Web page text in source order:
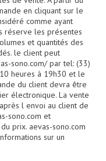
Filtres
Guitare
en cliquant sur le
comme ayant
réserve les présentes
et quantités des
le client peut
sono.com/ par tel: (33)
heures à 19h30 et le
du client devra être
électronique. La vente
l envoi au client de
sono.com et
prix. aevas-sono.com
sur un